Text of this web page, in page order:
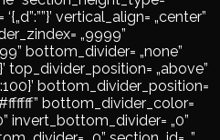
vertical_align= „center”
„9999”
bottom_divider= „none”
top_divider_position= „above”
bottom_divider_position=
bottom_divider_color=
invert_bottom_divider= „0”